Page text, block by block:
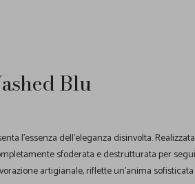
Blu
l'essenza dell'eleganza disinvolta.
sfoderata e destrutturata per
artigianale, riflette un'anima